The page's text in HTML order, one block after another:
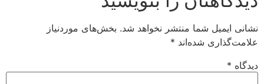
نشانی ایمیل شما منتشر نخواهد شد. بخش‌های موردنیاز
علامت‌گذاری شده‌اند *
دیدگاه *